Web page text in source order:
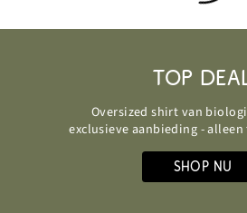
9,99
TOP
Oversized shirt van
exclusieve aanbieding - alleen
SHOP NU